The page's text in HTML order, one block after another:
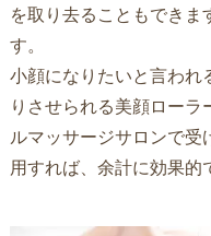
を取り去ることもできま
す。
小顔になりたいと言われ
りさせられる美顔ロー
ルマッサージサロンで
用すれば、余計に効果的